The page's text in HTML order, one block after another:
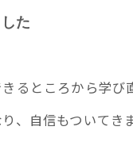
た
るところから学び
、自信もついてき